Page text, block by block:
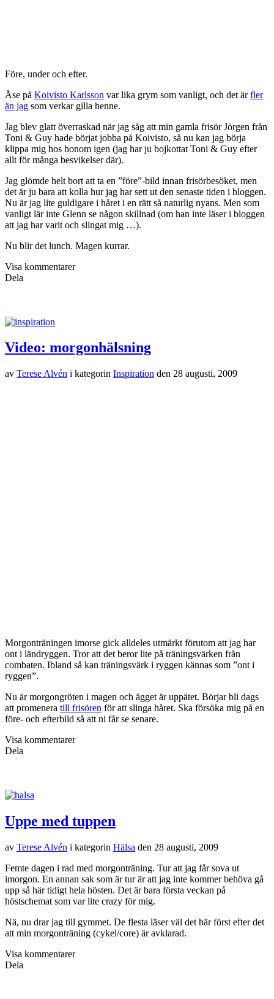
Före, under och efter.
Åse på Koivisto Karlsson var lika grym som vanligt, och det ärfler
än jag som verkar gilla henne.
Jag blev glatt överraskad när jag såg att min gamla frisör Jörgen från
Toni & Guy hade börjat jobba på Koivisto, så nu kan jag börja
klippa mig hos honom igen (jag har ju bojkottat Toni & Guy efter
allt för många besvikelser där).
Jag glömde helt bort att ta en ”före”-bild innan frisörbesöket, men
det är ju bara att kolla hur jag har sett ut den senaste tiden i bloggen.
Nu är jag lite guldigare i håret i en rätt så naturlig nyans. Men som
vanligt lär inte Glenn se någon skillnad (om han inte läser i bloggen
att jag har varit och slingat mig …).
Nu blir det lunch. Magen kurrar.
Visa kommentarer
Dela
Video: morgonhälsning
av Terese Alvén i kategorin Inspiration den 28 augusti, 2009
Morgonträningen imorse gick alldeles utmärkt förutom att jag har
ont i ländryggen. Tror att det beror lite på träningsvärken från
combaten. Ibland så kan träningsvärk i ryggen kännas som ”ont i
ryggen”.
Nu är morgongröten i magen och ägget är uppätet. Börjar bli dags
att promenera till frisören för att slinga håret. Ska försöka mig på en
före- och efterbild så att ni får se senare.
Visa kommentarer
Dela
Uppe med tuppen
av Terese Alvén i kategorin Hälsa den 28 augusti, 2009
Femte dagen i rad med morgonträning. Tur att jag får sova ut
imorgon. En annan sak som är tur är att jag inte kommer behöva gå
upp så här tidigt hela hösten. Det är bara första veckan på
höstschemat som var lite crazy för mig.
Nä, nu drar jag till gymmet. De flesta läser väl det här först efter det
att min morgonträning (cykel/core) är avklarad.
Visa kommentarer
Dela